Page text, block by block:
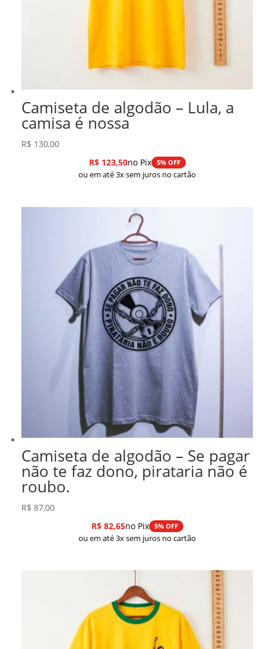
Camiseta de algodão – Lula, a
camisa é nossa
R$ 130,00
R$123,50no Pix 5% OFF
ou em até 3x sem juros no cartão
Camiseta de algodão – Se pagar
não te faz dono, pirataria não é
roubo.
R$ 87,00
R$82,65no Pix 5% OFF
ou em até 3x sem juros no cartão